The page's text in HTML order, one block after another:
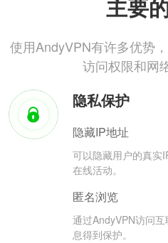
主要
使用AndyVPN有许多优势
访问权限和网
隐私保护
隐藏IP地址
可以隐藏用户的真实
在线活动。
匿名浏览
通过AndyVPN访问
息得到保护。